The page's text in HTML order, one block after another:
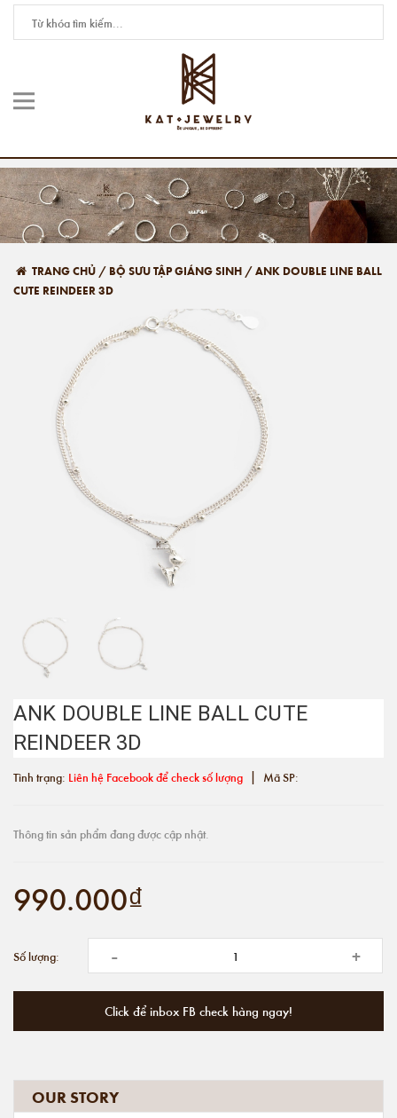
TRANG CHỦ / BỘ SƯU TẬP GIÁNG SINH /ANK DOUBLE LINE BALL
CUTE REINDEER 3D
ANK DOUBLE LINE BALL CUTE
REINDEER 3D
Tình trạng: Liên hệ Facebook để check số lượng | Mã SP:
Thông tin sản phẩm đang được cập nhật.
990.000₫
Số lượng: - +
Click để inbox FB check hàng ngay!
OUR STORY